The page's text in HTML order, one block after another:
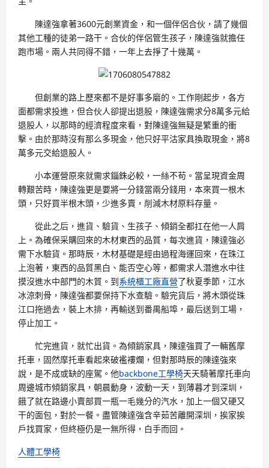
陳達強拿著3600元創業資金，和一個伴侶合伙，請了幾個
其他工種的徒弟一路干。合伙的伴侶管生孩子，陳達強就擔任
跑市場。兩人共同得不錯，一年上去掙了十幾萬。
但創業的路上歷來都不是好事多磨的。工作剛起步，各方
面都需求投進，但合伙人卻提出退股，陳達強需求分8萬多元給
退股人，以那時的經濟程度來看，對陳達強無疑是繁重的衝
擊。由於那時沒有那么多現金，他只好平沽家具換取現金，將8
萬多元交給退股人。
小本運營原來就需求錙銖必較，一絲不苟。當呈現資金周
轉艱苦時，陳達強更是要將一分錢當兩分錢用，本來買一根木
頭，只好買半根木頭，少進多賣，削減木材原料存量。
從此之后，進貨、驗貨、生孩子、傾銷全都扛在他一人肩
上。為確保采購回來的木材東西的品質，每次進貨，陳達強必
需下水驗貨。那時辰，木材基礎是經由過程海運回來，在珠江
上泡著，東西的品質黑白、能否空心等，都需求人潛進水中往
摸沒進水中部門的木質。到系統櫃工廠直營了秋夏季節，江水
冰涼刺骨，陳達強都要保持下水查驗。驗完貨后，將木頭從珠
江口拖過去，裝上木排，再輸送到番禺船埠，最后送到工場，
停止加工。
忙完進貨，就忙出貨。為傾銷家具，陳達強買了一輛舊摩
托車，固然摩托車看起來破襤褸爛，但對那時辰的陳達強來
說，是不成或缺的座駕。他backbone工學椅天天騎著摩托車向
周邊城市傾銷家具，朝晨動身，波動一天，到薄暮才到深圳，
餓了就在路邊小賣部買一瓶一毛幾分的汽水，加上一個又硬又
干的面包，對於一餐。盡管陳達強含辛茹苦離開深圳，挨家挨
戶找買家，但終極仍是一無所得，白手而回。
人體工學椅